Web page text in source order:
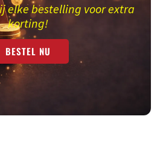
elke bestelling voor extra
korting!
BESTEL NU